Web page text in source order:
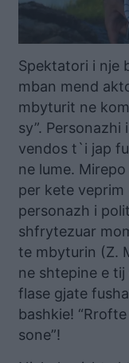
Spektatori i nje
mban mend
mbyturit ne
sy”.
vendos t`i jap
ne lume.
per kete
personazh i
shfrytezuar
te mbyturin (Z.
ne shtepine e
flase gjate
bashkie!
sone”!